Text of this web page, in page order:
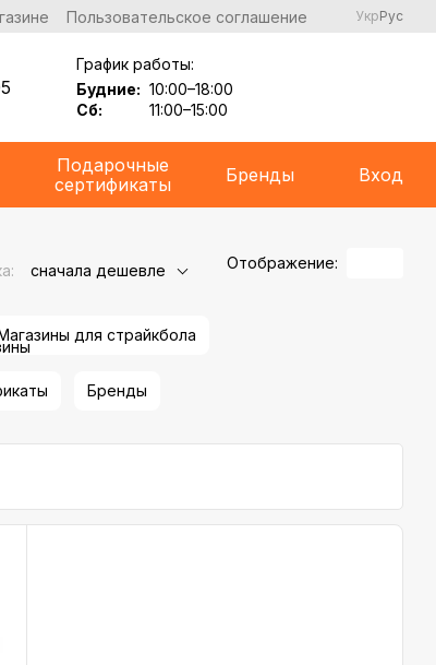
Пользовательское соглашение УкрРус
График работы:
Будние: 10:00–18:00
Сб:
11:00–15:00
Подарочные
сертификаты
Бренды Вход
сначала дешевле Отображение:
для страйкбола
Бренды